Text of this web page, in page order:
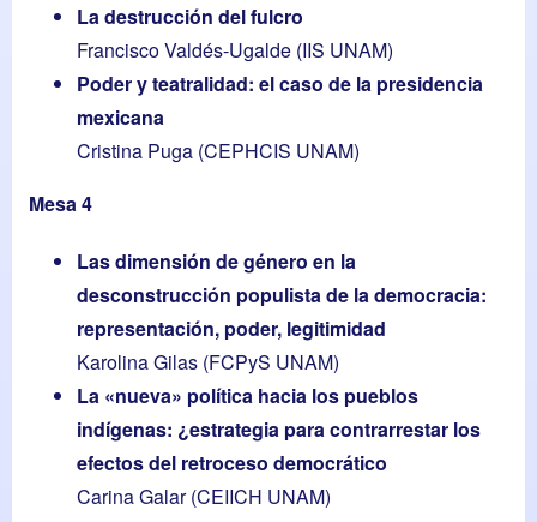
La destrucción del fulcro
Francisco Valdés-Ugalde (IIS UNAM)
Poder y teatralidad: el caso de la presidencia
mexicana
Cristina Puga (CEPHCIS UNAM)
Mesa 4
Las dimensión de género en la
desconstrucción populista de la democracia:
representación, poder, legitimidad
Karolina Gilas (FCPyS UNAM)
La «nueva» política hacia los pueblos
indígenas: ¿estrategia para contrarrestar los
efectos del retroceso democrático
Carina Galar (CEIICH UNAM)